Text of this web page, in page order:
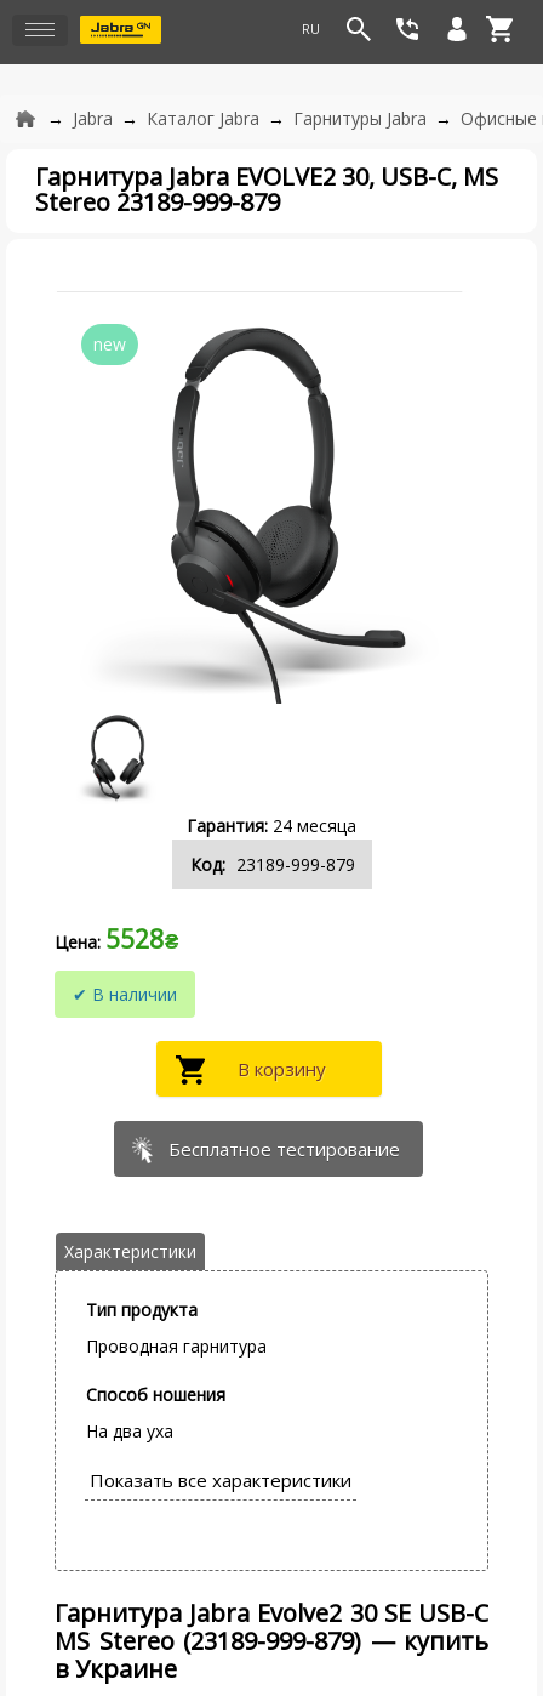
Jabra Каталог Jabra Гарнитуры Jabra Офисные
Гарнитура Jabra EVOLVE2 30, USB-С, MS
Stereo 23189-999-879
24
23189-999-879
5528₴
Бесплатное тестирование
Тип продукта
Проводная гарнитура
Способ ношения
На два уха
Гарнитура Jabra Evolve2 30 SE USB-C
MS Stereo (23189-999-879) — купить
в Украине